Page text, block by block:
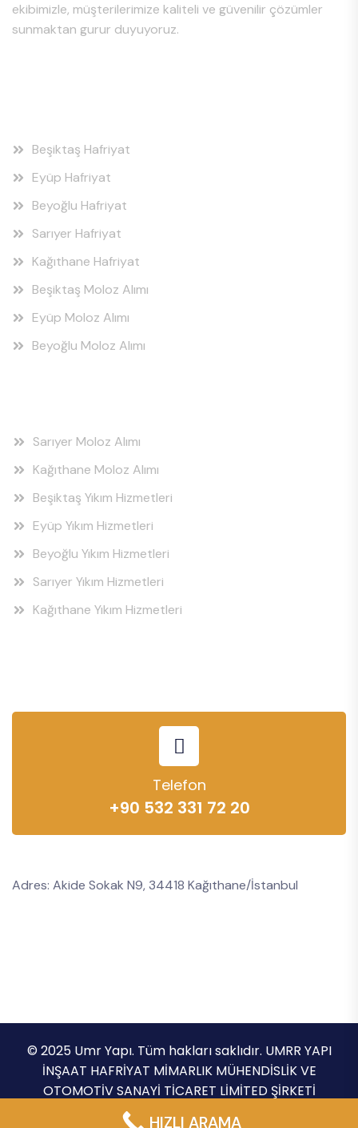
ekibimizle, müşterilerimize kaliteli ve güvenilir çözümler
sunmaktan gurur duyuyoruz.
Beşiktaş Hafriyat
Eyüp Hafriyat
Beyoğlu Hafriyat
Sarıyer Hafriyat
Kağıthane Hafriyat
Beşiktaş Moloz Alımı
Eyüp Moloz Alımı
Beyoğlu Moloz Alımı
Sarıyer Moloz Alımı
Kağıthane Moloz Alımı
Beşiktaş Yıkım Hizmetleri
Eyüp Yıkım Hizmetleri
Beyoğlu Yıkım Hizmetleri
Sarıyer Yıkım Hizmetleri
Kağıthane Yıkım Hizmetleri
Telefon
+90 532 331 72 20
Adres: Akide Sokak N9, 34418 Kağıthane/İstanbul
© 2025 Umr Yapı. Tüm hakları saklıdır. UMRR YAPI
İNŞAAT HAFRİYAT MİMARLIK MÜHENDİSLİK VE
OTOMOTİV SANAYİ TİCARET LİMİTED ŞİRKETİ
Gizlilik Politikası Şartlar ve Koşullar
HIZLI ARAMA